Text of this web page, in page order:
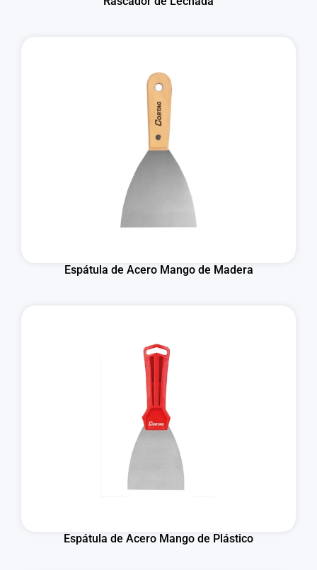
Espátula de Acero Mango de Madera
Espátula de Acero Mango de Plástico